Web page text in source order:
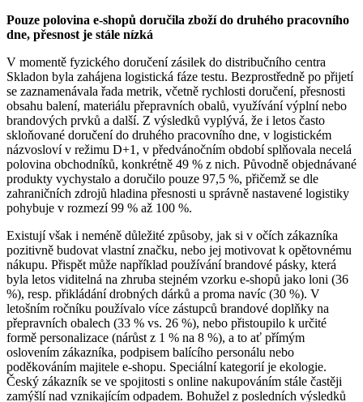
Pouze polovina e-shopů doručila zboží do druhého pracovního
dne, přesnost je stále nízká
V momentě fyzického doručení zásilek do distribučního centra
Skladon byla zahájena logistická fáze testu. Bezprostředně po přijetí
se zaznamenávala řada metrik, včetně rychlosti doručení, přesnosti
obsahu balení, materiálu přepravních obalů, využívání výplní nebo
brandových prvků a další. Z výsledků vyplývá, že i letos často
skloňované doručení do druhého pracovního dne, v logistickém
názvosloví v režimu D+1, v předvánočním období splňovala necelá
polovina obchodníků, konkrétně 49 % z nich. Původně objednávané
produkty vychystalo a doručilo pouze 97,5 %, přičemž se dle
zahraničních zdrojů hladina přesnosti u správně nastavené logistiky
pohybuje v rozmezí 99 % až 100 %.
Existují však i neméně důležité způsoby, jak si v očích zákazníka
pozitivně budovat vlastní značku, nebo jej motivovat k opětovnému
nákupu. Přispět může například používání brandové pásky, která
byla letos viditelná na zhruba stejném vzorku e-shopů jako loni (36
%), resp. přikládání drobných dárků a proma navíc (30 %). V
letošním ročníku používalo více zástupců brandové doplňky na
přepravních obalech (33 % vs. 26 %), nebo přistoupilo k určité
formě personalizace (nárůst z 1 % na 8 %), a to ať přímým
oslovením zákazníka, podpisem balícího personálu nebo
poděkováním majitele e-shopu. Speciální kategorií je ekologie.
Český zákazník se ve spojitosti s online nakupováním stále častěji
zamýšlí nad vznikajícím odpadem. Bohužel z posledních výsledků